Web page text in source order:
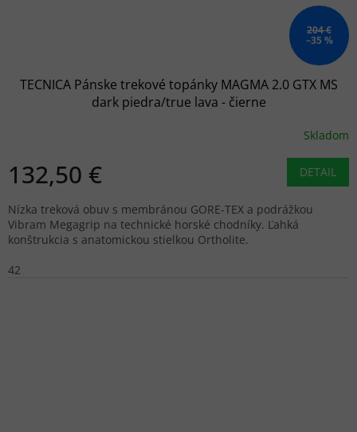
204 €
–35 %
TECNICA Pánske trekové topánky MAGMA 2.0 GTX MS
dark piedra/true lava - čierne
Skladom
132,50 € DETAIL
Nízka treková obuv s membránou GORE-TEX a podrážkou
Vibram Megagrip na technické horské chodníky. Ľahká
konštrukcia s anatomickou stielkou Ortholite.
42